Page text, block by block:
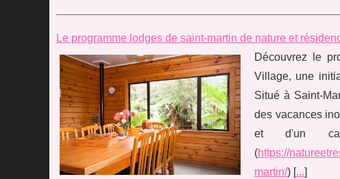
Le programme lodges de saint-martin de nature et
Découvrez le
Village, une
Situé à Saint-
des vacances
et d'un
(https://
martin/) [...]